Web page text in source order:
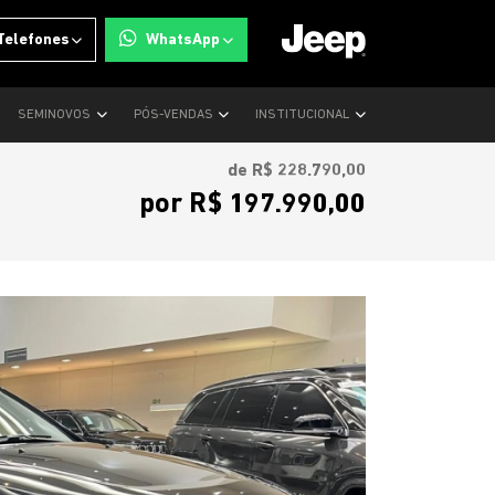
WhatsApp
SEMINOVOS PÓS-VENDAS INSTITUCIONAL
de R$ 228.790,00
por R$ 197.990,00